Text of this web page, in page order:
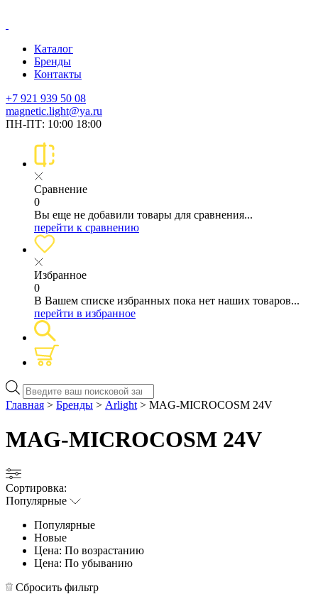
Каталог
Бренды
Контакты
+7 921 939 50 08
magnetic.light@ya.ru
ПН-ПТ: 10:00 18:00
Сравнение
0
Вы еще не добавили товары для сравнения...
перейти к сравнению
Избранное
0
В Вашем списке избранных пока нет наших товаров...
перейти в избранное
Поиск
товаров
Главная > Бренды > Arlight > MAG-MICROCOSM 24V
MAG-MICROCOSM 24V
Сортировка:
Популярные
Популярные
Новые
Цена: По возрастанию
Цена: По убыванию
Сбросить фильтр